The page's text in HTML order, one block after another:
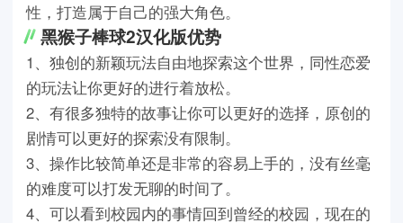
性，打造属于自己的强大角色。
黑猴子棒球2汉化版优势
1、独创的新颖玩法自由地探索这个世界，同性恋爱
的玩法让你更好的进行着放松。
2、有很多独特的故事让你可以更好的选择，原创的
剧情可以更好的探索没有限制。
3、操作比较简单还是非常的容易上手的，没有丝毫
的难度可以打发无聊的时间了。
4、可以看到校园内的事情回到曾经的校园，现在的